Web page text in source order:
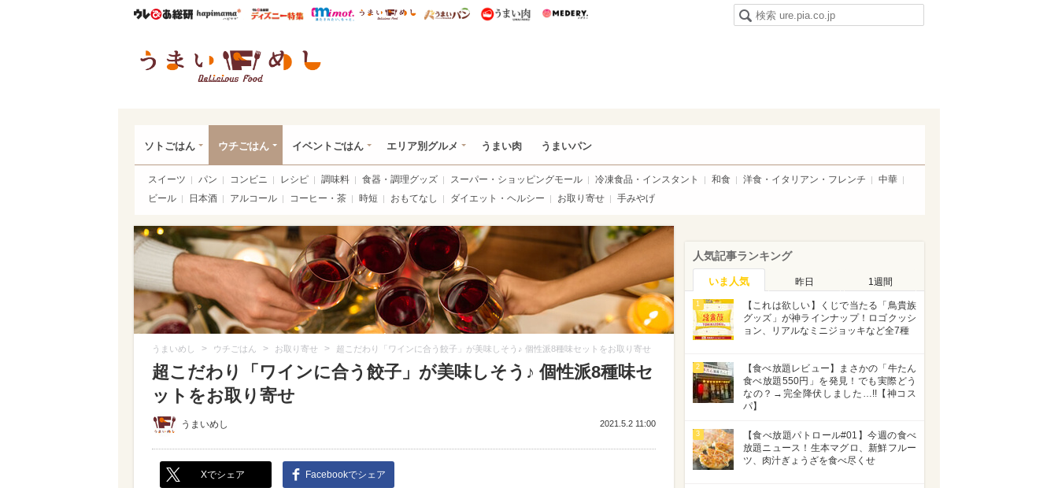
ウレぴあ総研ハピママ* ウレぴあ総研 ディズニー特集
mimot. うまいめし うまいパン うまい肉
ソトごはん ウチごはん イベントごはん エリア別グルメ うまい肉 うまいパン
スイーツ パン コンビニ レシピ 調味料 食器・調理グッズ スーパー・ショッピングモール 冷凍食品・インスタント 和食 洋食・イタリアン・フレンチ
中華
ビール
日本酒 アルコール コーヒー・茶 時短 おもてなし ダイエット・ヘルシー お取り寄せ 手みやげ
うまいめし > ウチごはん > お取り寄せ > 超こだわり「ワインに合う餃子」が美味しそう♪ 個性派8種味セットをお取り寄せ
超こだわり「ワインに合う餃子」が美味しそう♪ 個性派8種味セ
ットをお取り寄せ
うまいめし 2021.5.2 11:00
Xでシェア Facebookでシェア
人気記事ランキング
いま人気 昨日 1週間
1
【これは欲しい】くじで当たる「鳥貴族
グッズ」が神ラインナップ！ロゴクッシ
ョン、リアルなミニジョッキなど全7種
2
【食べ放題レビュー】まさかの「牛たん
食べ放題550円」を発見！でも実際どう
なの？→完全降伏しました…!!【神コス
パ】
3
【食べ放題パトロール#01】今週の食べ
放題ニュース！生本マグロ、新鮮フルー
ツ、肉汁ぎょうざを食べ尽くせ